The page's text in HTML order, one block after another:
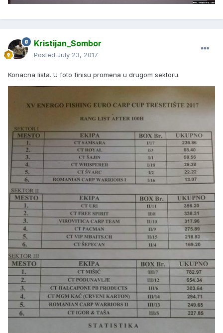
Kristijan_Sombor
Posted July 23, 2017
Konacna lista. U foto finisu promena u drugom sektoru.